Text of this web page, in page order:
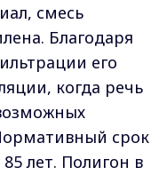
смесь
Благодаря
его
когда речь
срок
лет. Полигон в